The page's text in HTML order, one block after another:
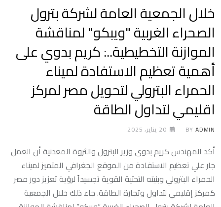
خلال الجمعية العامة لشركة بترول
الصحراء الغربية "ويبكو" لمناقشة
الموازنة التخطيطية..: كريم بدوي على
أهمية تعظيم الاستفادة لميناء
الحمراء البترولي لتحويل مصر لمركز
اقليمي لتداول الطاقة
BY ADMIN 20 يناير، 2025
أكد المهندس كريم بدوى وزير البترول والثروة المعدنية أن العمل
جار علي تعظيم الاستفادة من الموقع الجغرافي المتميز لميناء
الحمراء البترولي وبنيته التحتية القوية تجسيداً لرؤية تعزيز دور مصر
كمركز إقليمي لتداول وتجارة الطاقة. جاء ذلك خلال الجمعية